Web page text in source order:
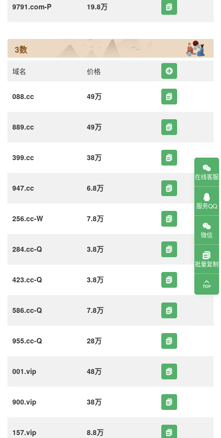
9791.com-P 19.8万
3数
域名 价格
088.cc 49万
889.cc 49万
399.cc 38万
947.cc 6.8万
256.cc-W 7.8万
284.cc-Q 3.8万
423.cc-Q 3.8万
586.cc-Q 7.8万
955.cc-Q 28万
001.vip 48万
900.vip 38万
157.vip 8.8万
在线客服
服务QQ
微信
批量复制